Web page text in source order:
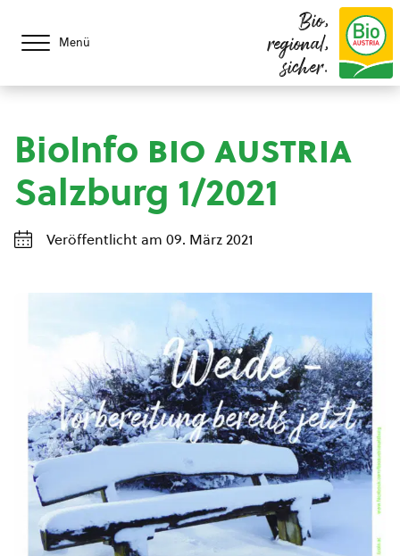
Menü
Bio,
regional,
sicher.
BioInfo bio austria
Salzburg 1/2021
Veröffentlicht am 09. März 2021